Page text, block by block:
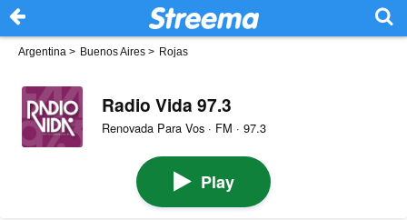
Argentina > Buenos Aires > Rojas
Radio Vida 97.3
Renovada Para Vos · FM · 97.3
Play